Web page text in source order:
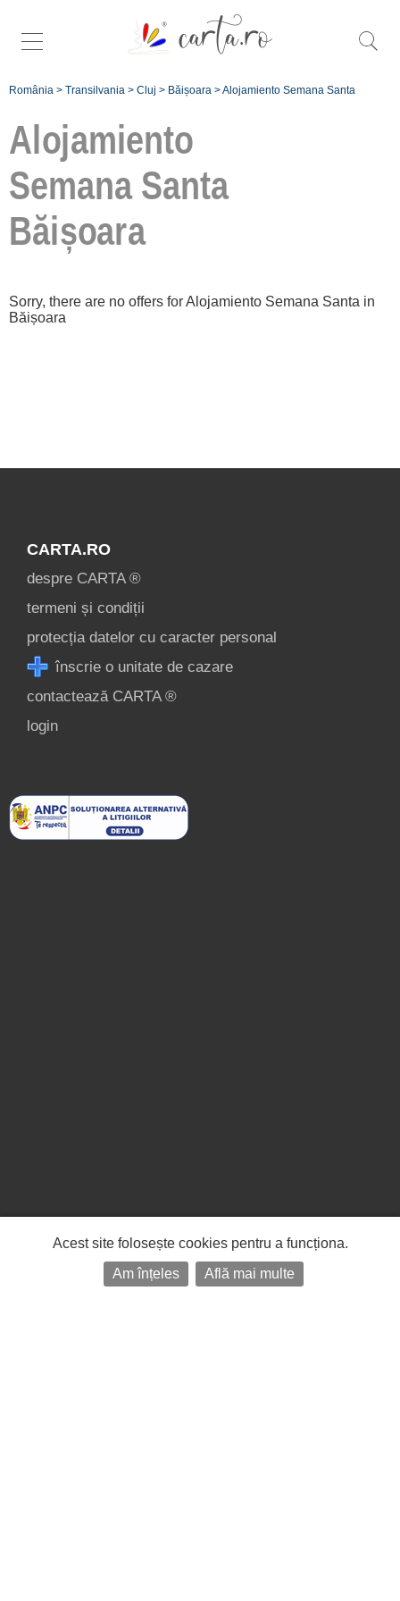
România > Transilvania > Cluj > Băișoara >Alojamiento Semana Santa
Alojamiento
Semana Santa
Băișoara
Sorry, there are no offers for Alojamiento Semana Santa in
Băișoara
Înscrie
o unitate de
despre C A
CARTA.RO
despre CARTA ®
termeni și condiții
protecția datelor cu caracter personal
înscrie o unitate de cazare
contactează CARTA ®
login
Acest site folosește cookies pentru a funcționa.
Am înțeles
Află mai multe